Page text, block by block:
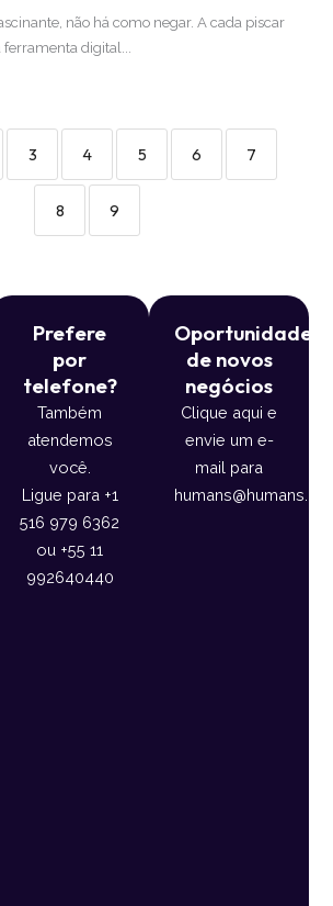
não há como negar. A cada piscar
ferramenta digital...
3 4 5 6 7
8 9
Prefere
por
telefone?
Também
atendemos
você.
Ligue para +1
516 979 6362
ou +55 11
992640440
Oportunidade
de novos
negócios
Clique aqui e
envie um e-
mail para